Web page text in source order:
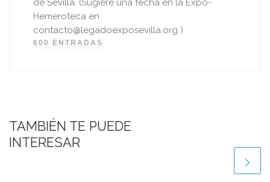
de Sevilla. (Sugiere una fecha en la Expo-
Hemeroteca en
contacto@legadoexposevilla.org )
600 ENTRADAS
TAMBIÉN TE PUEDE
INTERESAR